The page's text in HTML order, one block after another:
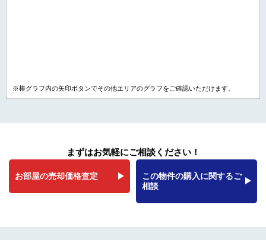
※棒グラフ内の矢印ボタンでその他エリアのグラフをご確認いただけます。
まずはお気軽にご相談ください！
お部屋の売却価格査定
この物件の購入に関するご
相談